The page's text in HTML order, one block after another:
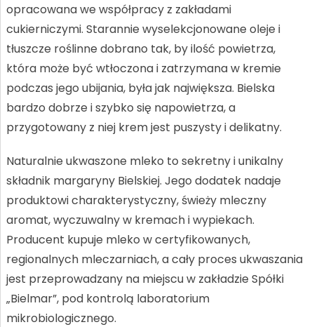
opracowana we współpracy z zakładami
cukierniczymi. Starannie wyselekcjonowane oleje i
tłuszcze roślinne dobrano tak, by ilość powietrza,
która może być wtłoczona i zatrzymana w kremie
podczas jego ubijania, była jak największa. Bielska
bardzo dobrze i szybko się napowietrza, a
przygotowany z niej krem jest puszysty i delikatny.
Naturalnie ukwaszone mleko to sekretny i unikalny
składnik margaryny Bielskiej. Jego dodatek nadaje
produktowi charakterystyczny, świeży mleczny
aromat, wyczuwalny w kremach i wypiekach.
Producent kupuje mleko w certyfikowanych,
regionalnych mleczarniach, a cały proces ukwaszania
jest przeprowadzany na miejscu w zakładzie Spółki
„Bielmar”, pod kontrolą laboratorium
mikrobiologicznego.